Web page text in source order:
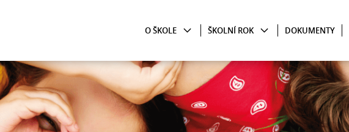
O ŠKOLE ŠKOLNÍ ROK DOKUMENTY